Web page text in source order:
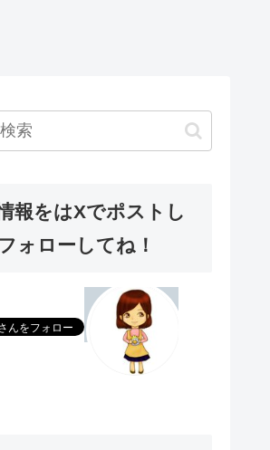
報をはXでポストし
ォローしてね！